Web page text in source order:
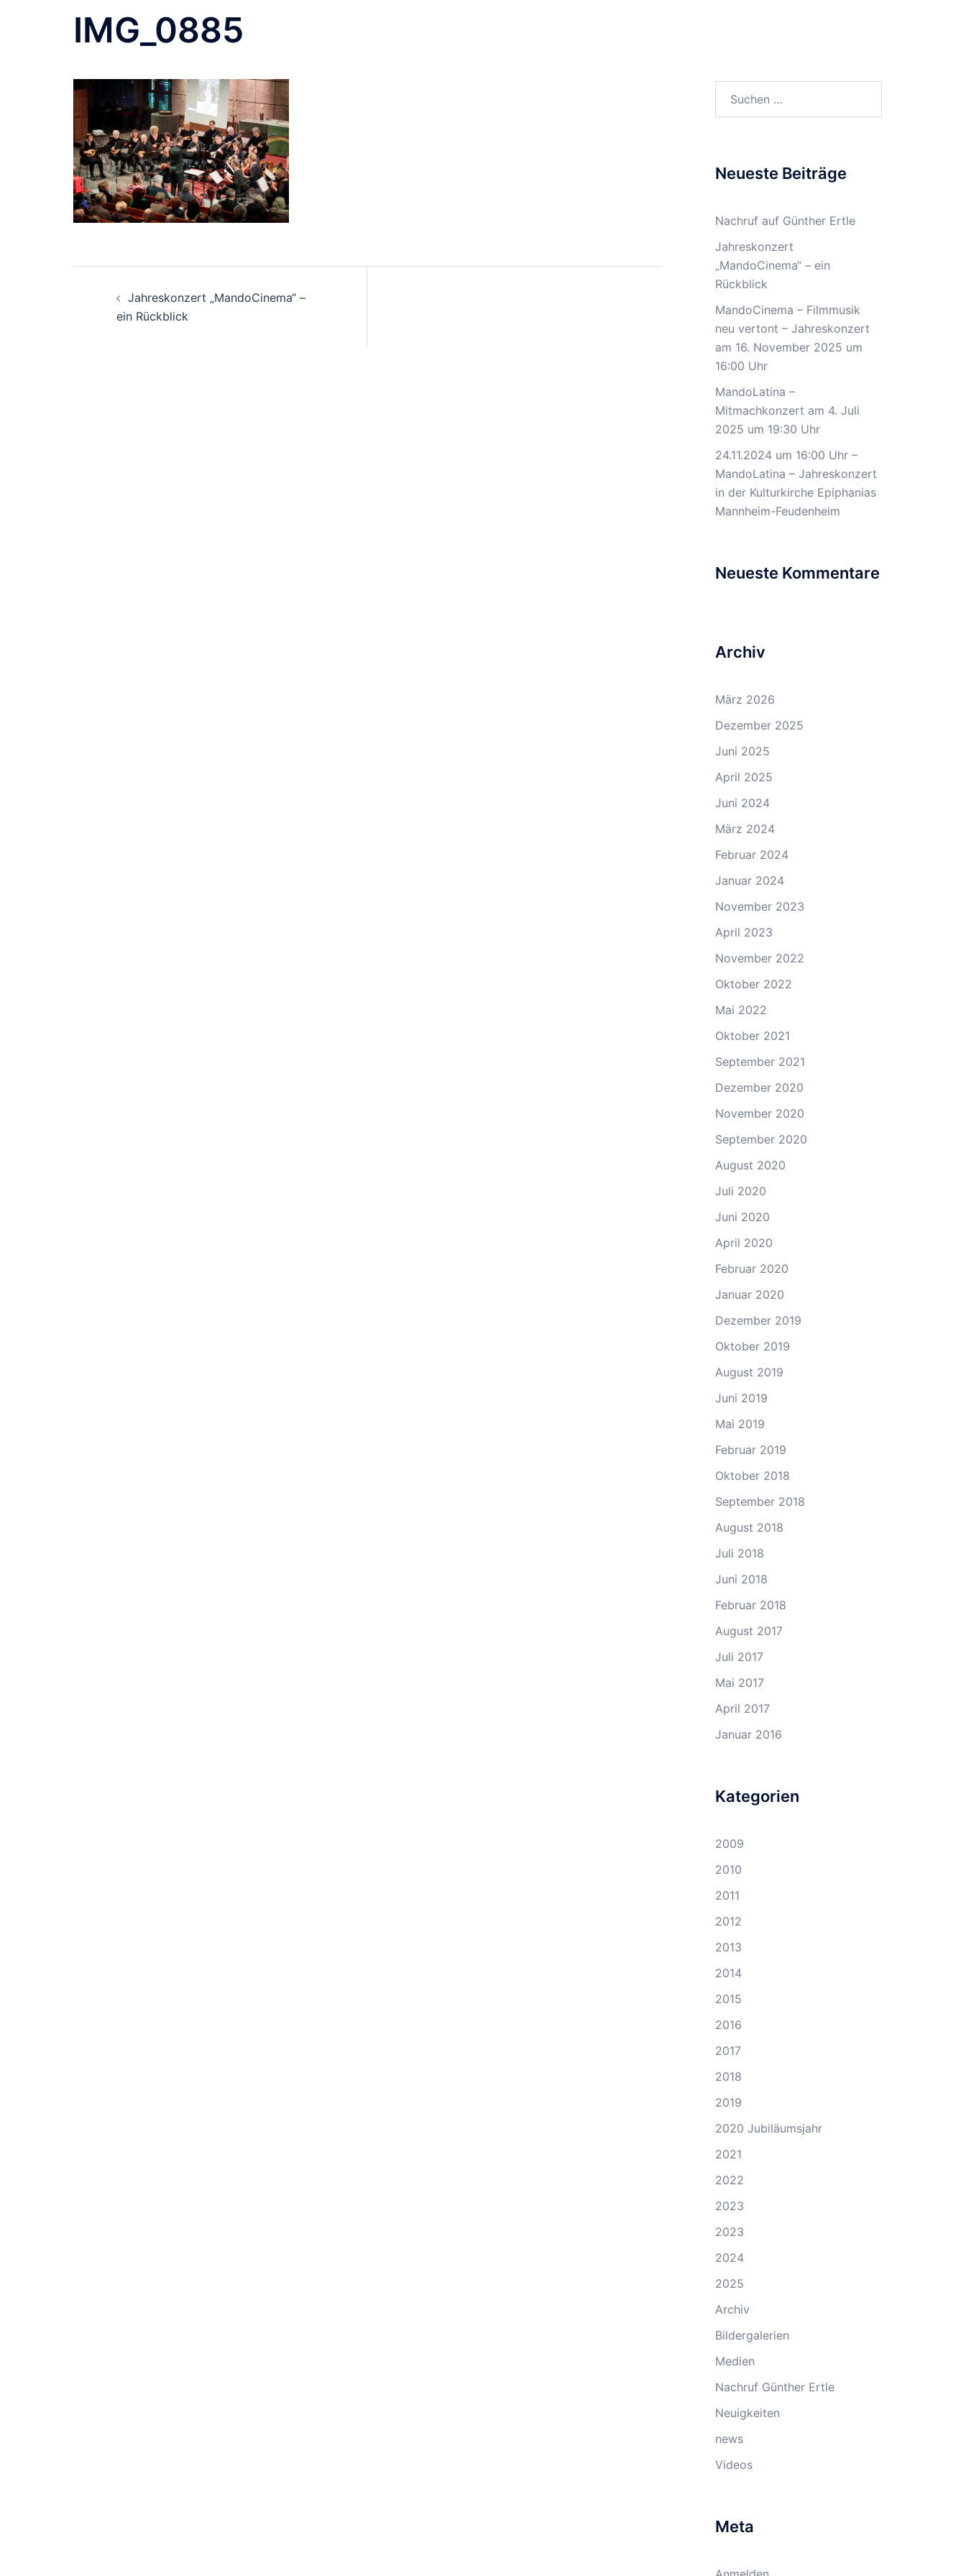
IMG_0885
Jahreskonzert „MandoCinema“ –
ein Rückblick
Neueste Beiträge
Nachruf auf Günther Ertle
Jahreskonzert
„MandoCinema“ – ein
Rückblick
MandoCinema – Filmmusik
neu vertont – Jahreskonzert
am 16. November 2025 um
16:00 Uhr
MandoLatina –
Mitmachkonzert am 4. Juli
2025 um 19:30 Uhr
24.11.2024 um 16:00 Uhr –
MandoLatina – Jahreskonzert
in der Kulturkirche Epiphanias
Mannheim-Feudenheim
Neueste Kommentare
Archiv
März 2026
Dezember 2025
Juni 2025
April 2025
Juni 2024
März 2024
Februar 2024
Januar 2024
November 2023
April 2023
November 2022
Oktober 2022
Mai 2022
Oktober 2021
September 2021
Dezember 2020
November 2020
September 2020
August 2020
Juli 2020
Juni 2020
April 2020
Februar 2020
Januar 2020
Dezember 2019
Oktober 2019
August 2019
Juni 2019
Mai 2019
Februar 2019
Oktober 2018
September 2018
August 2018
Juli 2018
Juni 2018
Februar 2018
August 2017
Juli 2017
Mai 2017
April 2017
Januar 2016
Kategorien
2009
2010
2011
2012
2013
2014
2015
2016
2017
2018
2019
2020 Jubiläumsjahr
2021
2022
2023
2023
2024
2025
Archiv
Bildergalerien
Medien
Nachruf Günther Ertle
Neuigkeiten
news
Videos
Meta